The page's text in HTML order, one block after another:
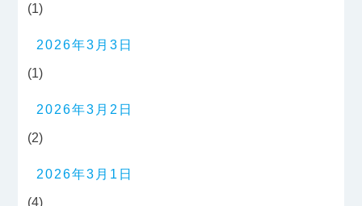
(1)
2026年3月3日
(1)
2026年3月2日
(2)
2026年3月1日
(4)